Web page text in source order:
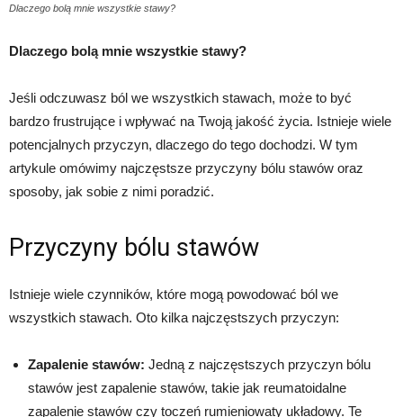
Dlaczego bolą mnie wszystkie stawy?
Dlaczego bolą mnie wszystkie stawy?
Jeśli odczuwasz ból we wszystkich stawach, może to być
bardzo frustrujące i wpływać na Twoją jakość życia. Istnieje wiele
potencjalnych przyczyn, dlaczego do tego dochodzi. W tym
artykule omówimy najczęstsze przyczyny bólu stawów oraz
sposoby, jak sobie z nimi poradzić.
Przyczyny bólu stawów
Istnieje wiele czynników, które mogą powodować ból we
wszystkich stawach. Oto kilka najczęstszych przyczyn:
Zapalenie stawów: Jedną z najczęstszych przyczyn bólu
stawów jest zapalenie stawów, takie jak reumatoidalne
zapalenie stawów czy toczeń rumieniowaty układowy. Te